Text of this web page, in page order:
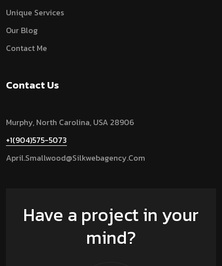
Unique Services
Our Blog
Contact Me
Contact Us
Murphy, North Carolina, USA 28906
+1(904)575-5073
April.smallwood@silkwebagency.com
Have a project in your
mind?